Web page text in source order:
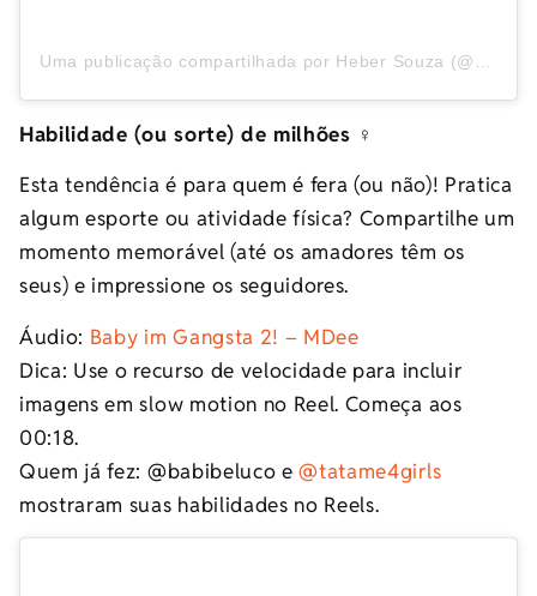
Uma publicação compartilhada por Heber Souza (@hebersoouza)
Habilidade (ou sorte) de milhões ️‍♀️
Esta tendência é para quem é fera (ou não)! Pratica
algum esporte ou atividade física? Compartilhe um
momento memorável (até os amadores têm os
seus) e impressione os seguidores.
Áudio: Baby im Gangsta 2! – MDee
Dica: Use o recurso de velocidade para incluir
imagens em slow motion no Reel. Começa aos
00:18.
Quem já fez: @babibeluco e@tatame4girls
mostraram suas habilidades no Reels.